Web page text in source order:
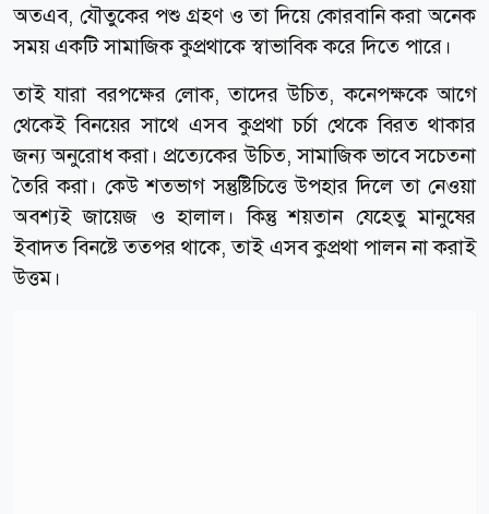
অতএব, যৌতুকের পশু গ্রহণ ও তা দিয়ে কোরবানি করা অনেক
সময় একটি সামাজিক কুপ্রথাকে স্বাভাবিক করে দিতে পারে।
তাই যারা বরপক্ষের লোক, তাদের উচিত, কনেপক্ষকে আগে
থেকেই বিনয়ের সাথে এসব কুপ্রথা চর্চা থেকে বিরত থাকার
জন্য অনুরোধ করা। প্রত্যেকের উচিত, সামাজিক ভাবে সচেতনা
তৈরি করা। কেউ শতভাগ সন্তুষ্টিচিত্তে উপহার দিলে তা নেওয়া
অবশ্যই জায়েজ ও হালাল। কিন্তু শয়তান যেহেতু মানুষের
ইবাদত বিনষ্টে তত্পর থাকে, তাই এসব কুপ্রথা পালন না করাই
উত্তম।